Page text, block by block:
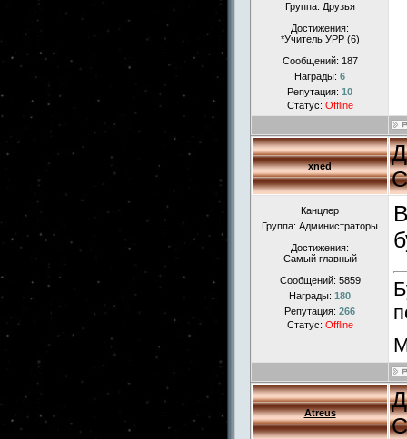
Группа: Друзья
Достижения:
*Учитель УРР (6)
Сообщений: 187
Награды: 6
Репутация: 10
Статус: Offline
xned
Канцлер
Группа: Администраторы
Достижения:
Самый главный
Сообщений: 5859
Награды: 180
Репутация: 266
Статус: Offline
Atreus